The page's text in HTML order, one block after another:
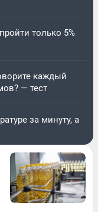
только 5%
каждый
— тест
за минуту, а